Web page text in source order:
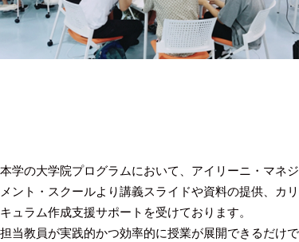
本学の大学院プログラムにおいて、アイリーニ・マネジ
メント・スクールより講義スライドや資料の提供、カリ
キュラム作成支援サポートを受けております。
担当教員が実践的かつ効率的に授業が展開できるだけで